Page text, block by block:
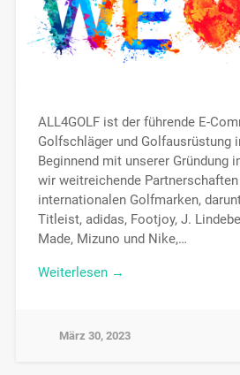
ALL4GOLF ist der führende E-
Golfschläger und Golfausrüstung
Beginnend mit unserer Gründung
wir weitreichende
internationalen Golfmarken,
Titleist, adidas, Footjoy, J.
Made, Mizuno und Nike,…
Weiterlesen →
März 30, 2023